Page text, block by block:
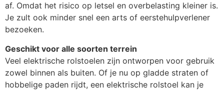
af. Omdat het risico op letsel en overbelasting kleiner is.
Je zult ook minder snel een arts of eerstehulpverlener
bezoeken.
Geschikt voor alle soorten terrein
Veel elektrische rolstoelen zijn ontworpen voor gebruik
zowel binnen als buiten. Of je nu op gladde straten of
hobbelige paden rijdt, een elektrische rolstoel kan je